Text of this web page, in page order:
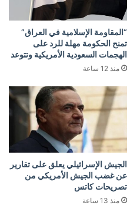
“المقاومة الإسلامية في العراق”
تمنح الحكومة مهلة للرد على
الهجمات السعودية الأمريكية وتتوعد
منذ 12 ساعة
الجيش الإسرائيلي يعلق على تقارير
عن غضب الجيش الأمريكي من
تصريحات كاتس
منذ 13 ساعة